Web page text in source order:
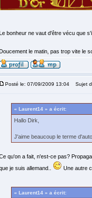
bonheur ne vaut d'être vécu que
le matin, pas trop vite le
Posté le: 07/09/2009 13:04 Sujet
« Laurent14 » a écrit:
Hallo Dirk,
J'aime beaucoup le terme
qu'on a fait, n'est-ce pas?
je suis allemand..
Une autre
« Laurent14 » a écrit: